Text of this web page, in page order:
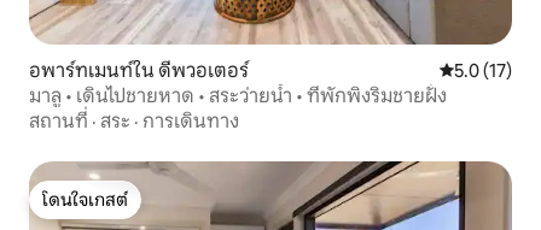
อพาร์ทเมนท์ใน ดีพวอเตอร์ คะแนนเฉลี่ย
5.0 (17)
มาลู • เดินไปชายหาด • สระว่ายน้ำ • ที่พักพิงริมชายฝั่ง
สถานที่ · สระ · การเดินทาง
โดนใจเกสต์
โดนใจเกสต์